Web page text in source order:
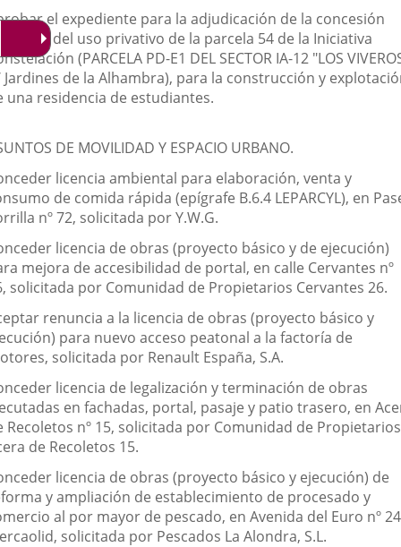
el expediente para la adjudicación de la concesión
del uso privativo de la parcela 54 de la Iniciativa
(PARCELA PD-E1 DEL SECTOR IA-12 "LOS
Jardines de la Alhambra), para la construcción y
una residencia de estudiantes.
DE MOVILIDAD Y ESPACIO URBANO.
licencia ambiental para elaboración, venta y
de comida rápida (epígrafe B.6.4 LEPARCYL), en
nº 72, solicitada por Y.W.G.
licencia de obras (proyecto básico y de ejecución)
mejora de accesibilidad de portal, en calle Cervantes nº
solicitada por Comunidad de Propietarios Cervantes 26.
renuncia a la licencia de obras (proyecto básico y
para nuevo acceso peatonal a la factoría de
solicitada por Renault España, S.A.
licencia de legalización y terminación de obras
en fachadas, portal, pasaje y patio trasero, en
Recoletos nº 15, solicitada por Comunidad de Propietarios
de Recoletos 15.
licencia de obras (proyecto básico y ejecución) de
y ampliación de establecimiento de procesado y
al por mayor de pescado, en Avenida del Euro nº
solicitada por Pescados La Alondra, S.L.